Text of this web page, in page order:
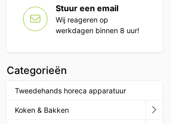
aantal
Stuur een email
Wij reageren op
werkdagen binnen 8 uur!
Categorieën
Tweedehands horeca apparatuur
Koken & Bakken